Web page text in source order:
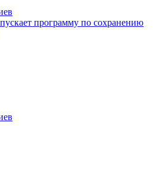
программу по сохранению